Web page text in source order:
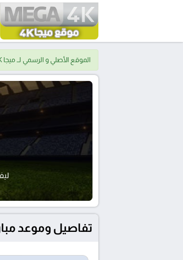
الموقع الأصلي و الرسمي لــ ميجا 4K , ولا يوجد لدينا موقع اخر.
تفاصيل وموعد مباراة ليفربول و